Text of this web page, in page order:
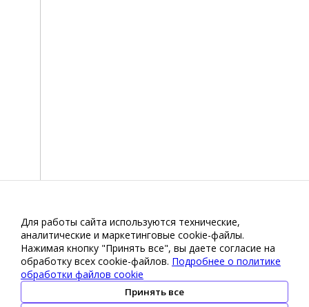
Для работы сайта используются технические,
аналитические и маркетинговые сооkіе-файлы.
Нажимая кнопку "Принять все", вы даете согласие на
обработку всех cookie-файлов. Подробнее о политике
обработки файлов cookie
Принять все